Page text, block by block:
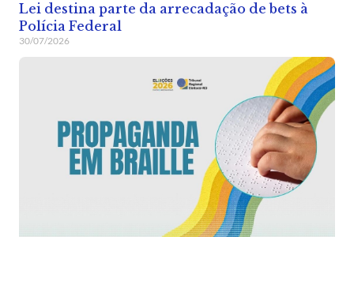
Lei destina parte da arrecadação de bets à
Polícia Federal
30/07/2026